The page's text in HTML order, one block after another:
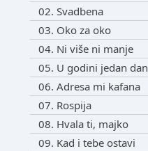
02. Svadbena
03. Oko za oko
04. Ni više ni manje
05. U godini jedan dan
06. Adresa mi kafana
07. Rospija
08. Hvala ti, majko
09. Kad i tebe ostavi